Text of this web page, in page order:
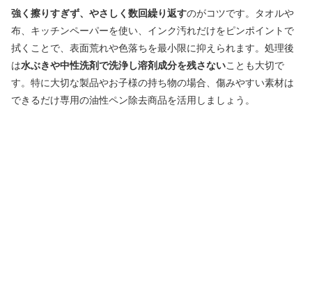
強く擦りすぎず、やさしく数回繰り返すのがコツです。タオルや
布、キッチンペーパーを使い、インク汚れだけをピンポイントで
拭くことで、表面荒れや色落ちを最小限に抑えられます。処理後
は水ぶきや中性洗剤で洗浄し溶剤成分を残さないことも大切で
す。特に大切な製品やお子様の持ち物の場合、傷みやすい素材は
できるだけ専用の油性ペン除去商品を活用しましょう。